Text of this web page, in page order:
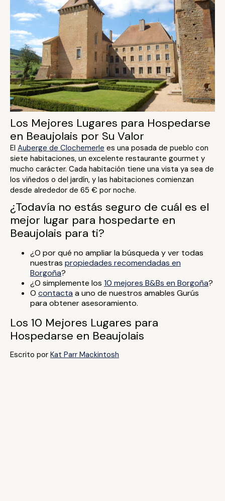
Los Mejores Lugares para Hospedarse
en Beaujolais por Su Valor
El Auberge de Clochemerle es una posada de pueblo con
siete habitaciones, un excelente restaurante gourmet y
mucho carácter. Cada habitación tiene una vista ya sea de
los viñedos o del jardín, y las habitaciones comienzan
desde alrededor de 65 € por noche.
¿Todavía no estás seguro de cuál es el
mejor lugar para hospedarte en
Beaujolais para ti?
¿O por qué no ampliar la búsqueda y ver todas
nuestras propiedades recomendadas en
Borgoña?
¿O simplemente los 10 mejores B&Bs en Borgoña?
O contacta a uno de nuestros amables Gurús
para obtener asesoramiento.
Los 10 Mejores Lugares para
Hospedarse en Beaujolais
Escrito por Kat Parr Mackintosh